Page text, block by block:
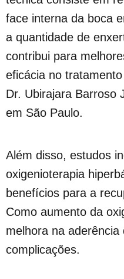
face interna da boca
a quantidade de
contribui para
eficácia no
Dr. Ubirajara Barroso
em São Paulo.
Além disso, estudos
oxigenioterapia
benefícios para a
Como aumento da
melhora na
complicações.